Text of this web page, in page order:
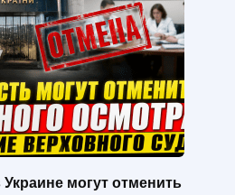
могут отменить